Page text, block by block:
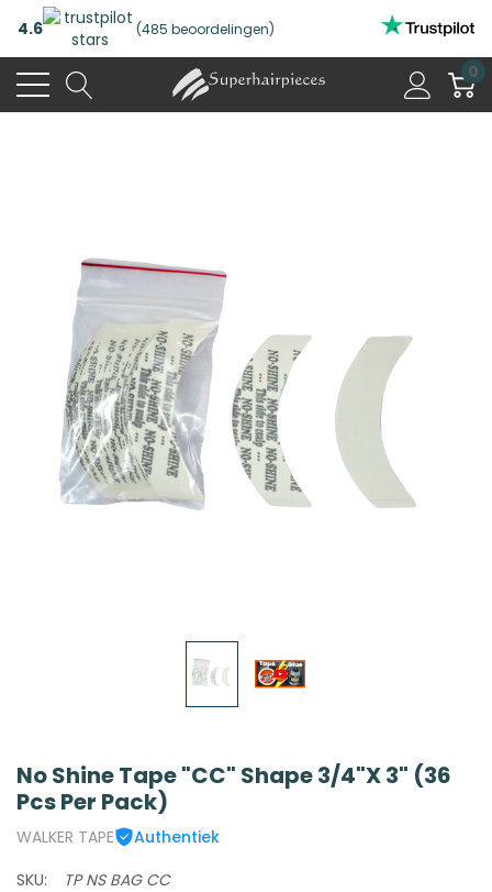
4.6 (485 beoordelingen)
0
No Shine Tape "CC" Shape 3/4"x 3" (36
Pcs Per Pack)
WALKER TAPE
Authentiek
SKU:
TP NS BAG CC